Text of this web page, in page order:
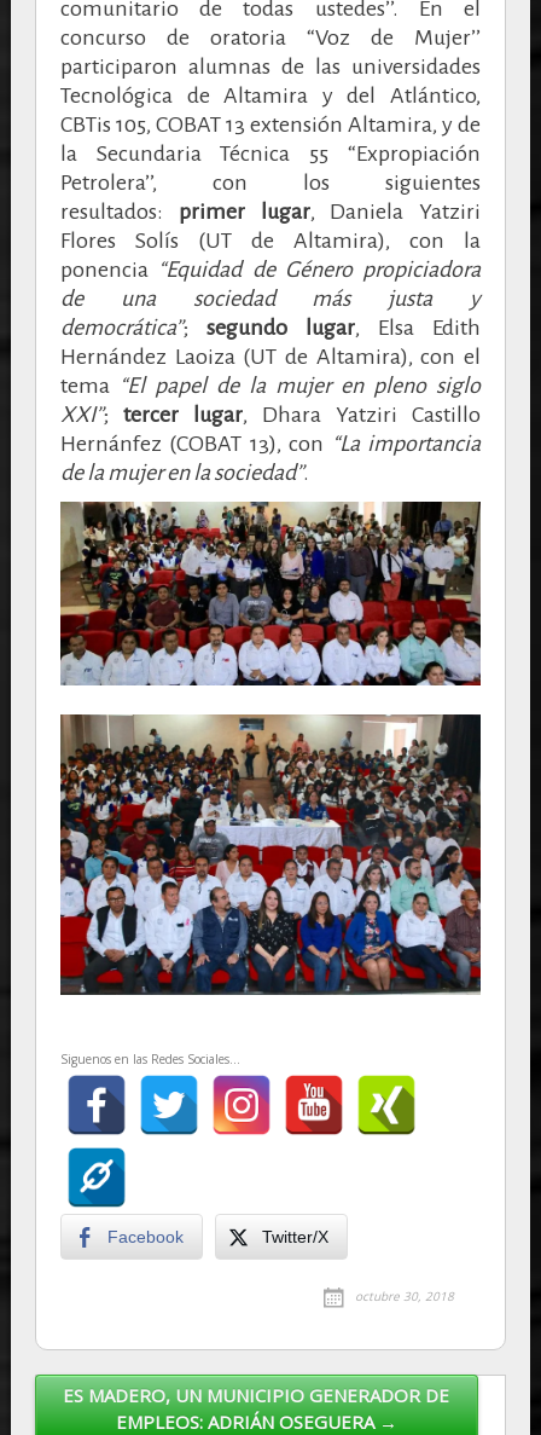
comunitario de todas ustedes’’. En el
concurso de oratoria “Voz de Mujer’’
participaron alumnas de las universidades
Tecnológica de Altamira y del Atlántico,
CBTis 105, COBAT 13 extensión Altamira, y de
la Secundaria Técnica 55 “Expropiación
Petrolera’’, con los siguientes
resultados: primer lugar, Daniela Yatziri
Flores Solís (UT de Altamira), con la
ponencia “Equidad de Género propiciadora
de una sociedad más justa y
democrática’’; segundo lugar, Elsa Edith
Hernández Laoiza (UT de Altamira), con el
tema “El papel de la mujer en pleno siglo
XXI’’; tercer lugar, Dhara Yatziri Castillo
Hernánfez (COBAT 13), con “La importancia
de la mujer en la sociedad’’.
Siguenos en las Redes Sociales...
Facebook Twitter/X
octubre 30, 2018
Post navigation
ES MADERO, UN MUNICIPIO GENERADOR DE
EMPLEOS: ADRIÁN OSEGUERA →